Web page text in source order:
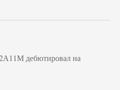
дебютировал на